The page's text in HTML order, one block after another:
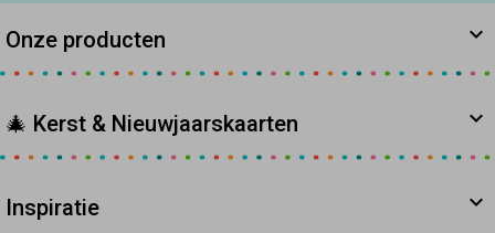
Onze producten
🎄 Kerst & Nieuwjaarskaarten
Inspiratie